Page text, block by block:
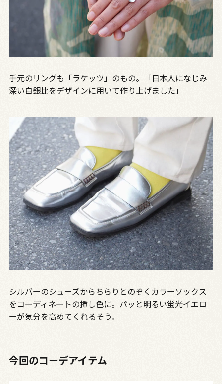
手元のリングも「ラケッツ」のもの。「日本人になじみ
深い白銀比をデザインに用いて作り上げました」
シルバーのシューズからちらりとのぞくカラーソックス
をコーディネートの挿し色に。パッと明るい蛍光イエロ
ーが気分を高めてくれるそう。
今回のコーデアイテム